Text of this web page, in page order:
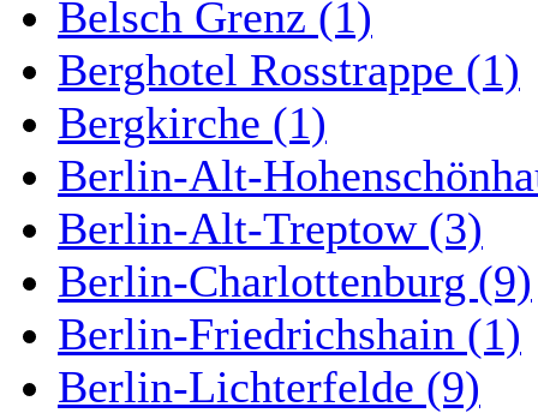
Belsch Grenz (1)
Berghotel Rosstrappe (1)
Bergkirche (1)
Berlin-Alt-
Berlin-Alt-Treptow (3)
Berlin-Charlottenburg (9)
Berlin-Friedrichshain (1)
Berlin-Lichterfelde (9)